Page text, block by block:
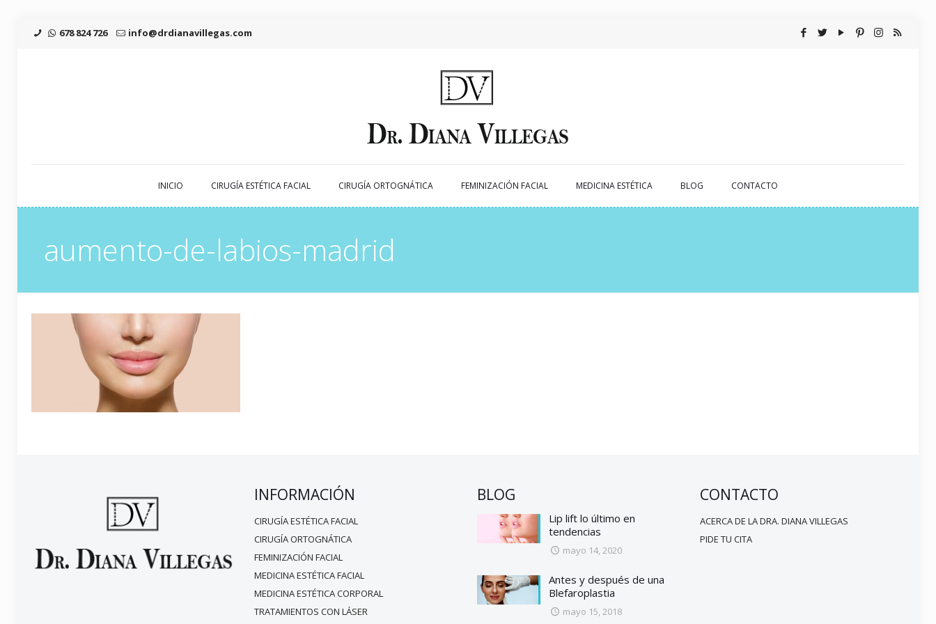
678 824 726 info@drdianavillegas.com
INICIO CIRUGÍA ESTÉTICA FACIAL CIRUGÍA ORTOGNÁTICA FEMINIZACIÓN FACIAL MEDICINA ESTÉTICA BLOG CONTACTO
aumento-de-labios-madrid
INFORMACIÓN
CIRUGÍA ESTÉTICA FACIAL
CIRUGÍA ORTOGNÁTICA
FEMINIZACIÓN FACIAL
MEDICINA ESTÉTICA FACIAL
MEDICINA ESTÉTICA CORPORAL
TRATAMIENTOS CON LÁSER
BLOG
Lip lift lo último en
tendencias
mayo 14, 2020
Antes y después de una
Blefaroplastia
mayo 15, 2018
CONTACTO
ACERCA DE LA DRA. DIANA VILLEGAS
PIDE TU CITA